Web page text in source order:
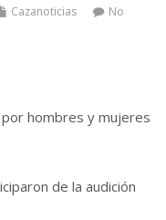
Cazanoticias
No
hombres y mujeres
de la audición